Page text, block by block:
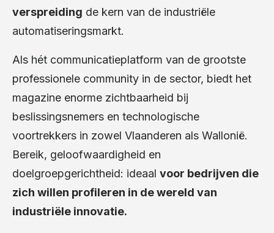
verspreiding de kern van de industriële
automatiseringsmarkt.
Als hét communicatieplatform van de grootste
professionele community in de sector, biedt het
magazine enorme zichtbaarheid bij
beslissingsnemers en technologische
voortrekkers in zowel Vlaanderen als Wallonië.
Bereik, geloofwaardigheid en
doelgroepgerichtheid: ideaal voor bedrijven die
zich willen profileren in de wereld van
industriële innovatie.